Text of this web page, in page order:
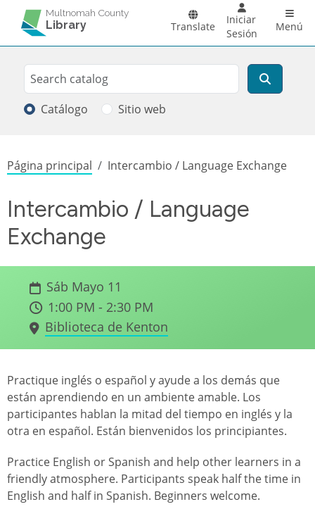
Pasar al contenido principal
Multnomah County
Library Translate
Iniciar
Sesión
Menú
Search
Buscar
Catálogo Sitio web
Sobrescribir enlaces de ayuda a la
Página principal Intercambio / Language Exchange
Intercambio / Language
Exchange
Sáb Mayo 11
1:00 PM - 2:30 PM
Biblioteca de Kenton
Practique inglés o español y ayude a los demás que
están aprendiendo en un ambiente amable. Los
participantes hablan la mitad del tiempo en inglés y la
otra en español. Están bienvenidos los principiantes.
Practice English or Spanish and help other learners in a
friendly atmosphere. Participants speak half the time in
English and half in Spanish. Beginners welcome.